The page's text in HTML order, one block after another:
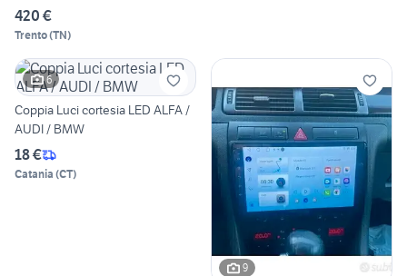
420 €
Trento(TN)
6
Coppia Luci cortesia LED ALFA /
AUDI / BMW
18 €
Catania (CT)
9